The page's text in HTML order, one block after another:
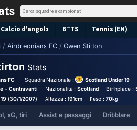
Calcio d'angolo BTTS Tennis (EN)
/ Airdrieonians FC / Owen Stirton
Stats
FC Squadra Nazionale :
Scotland Under 19
- Centravanti Nazionalità : Scotland Birthplace :
19 (30/1/2007) Altezza : 191cm Peso :70kg
xG, tiri Assist e passaggi Dribblare